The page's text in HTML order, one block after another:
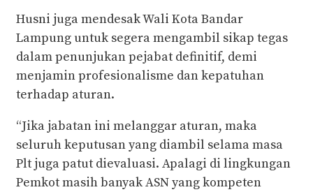
Husni juga mendesak Wali Kota Bandar
Lampung untuk segera mengambil sikap tegas
dalam penunjukan pejabat definitif, demi
menjamin profesionalisme dan kepatuhan
terhadap aturan.
“Jika jabatan ini melanggar aturan, maka
seluruh keputusan yang diambil selama masa
Plt juga patut dievaluasi. Apalagi di lingkungan
Pemkot masih banyak ASN yang kompeten